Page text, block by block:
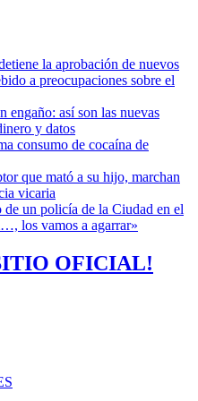
la aprobación de nuevos
a preocupaciones sobre el
engaño: así son las nuevas
y datos
consumo de cocaína de
que mató a su hijo, marchan
vicaria
un policía de la Ciudad en el
los vamos a agarrar»
OFICIAL!